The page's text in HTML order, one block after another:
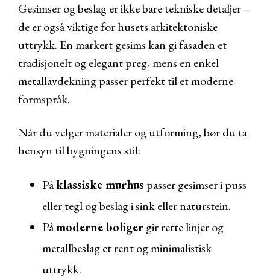
Gesimser og beslag er ikke bare tekniske detaljer –
de er også viktige for husets arkitektoniske
uttrykk. En markert gesims kan gi fasaden et
tradisjonelt og elegant preg, mens en enkel
metallavdekning passer perfekt til et moderne
formspråk.
Når du velger materialer og utforming, bør du ta
hensyn til bygningens stil:
Påklassiske murhus passer gesimser i puss
eller tegl og beslag i sink eller naturstein.
Påmoderne boligergir rette linjer og
metallbeslag et rent og minimalistisk
uttrykk.